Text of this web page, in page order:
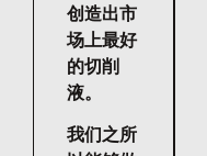
创造出市
场上最好
的切削
液。
我们之所